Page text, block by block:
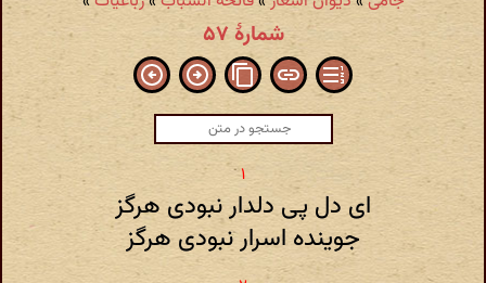
شمارهٔ ۵۷
ای دل پی دلدار نبودی هرگز
جوینده اسرار نبودی هرگز